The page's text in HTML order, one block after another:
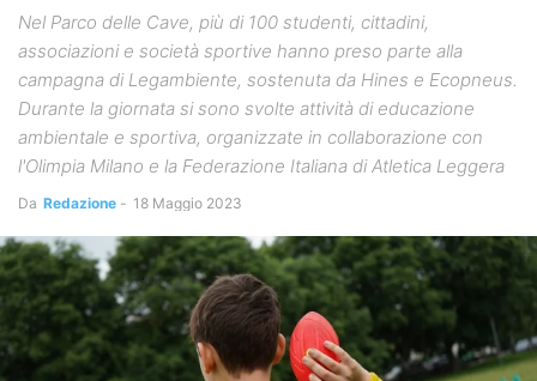
Nel Parco delle Cave, più di 100 studenti, cittadini,
associazioni e società sportive hanno preso parte alla
campagna di Legambiente, sostenuta da Hines e Ecopneus.
Durante la giornata si sono svolte attività di educazione
ambientale e sportiva, organizzate in collaborazione con
l'Olimpia Milano e la Federazione Italiana di Atletica Leggera
Da Redazione - 18 Maggio 2023